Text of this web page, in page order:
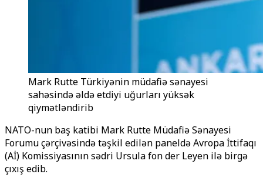
Mark Rutte Türkiyənin müdafiə sənayesi
sahəsində əldə etdiyi uğurları yüksək
qiymətləndirib
NATO-nun baş katibi Mark Rutte Müdafiə Sənayesi
Forumu çərçivəsində təşkil edilən paneldə Avropa İttifaqı
(Aİ) Komissiyasının sədri Ursula fon der Leyen ilə birgə
çıxış edib.